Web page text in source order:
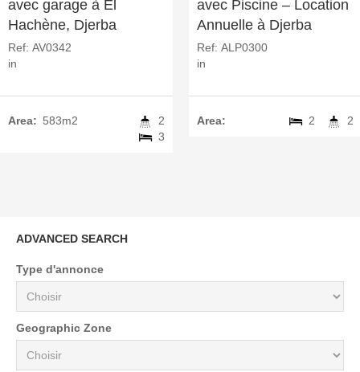
avec garage à El
Hachène, Djerba
Ref: AV0342
in
Area: 583m2
2
3
avec Piscine – Location
Annuelle à Djerba
Ref: ALP0300
in
Area: 2
2
ADVANCED SEARCH
Type d'annonce
Geographic Zone